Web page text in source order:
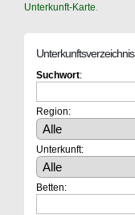
Unterkunft-Karte
Unterkunftsverzeichnis
Suchwort:
Region:
Unterkunft:
Betten: